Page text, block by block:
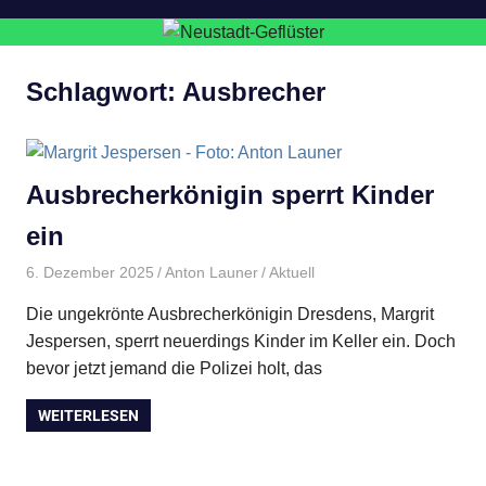
Schlagwort: Ausbrecher
Ausbrecherkönigin sperrt Kinder
ein
6. Dezember 2025 Anton Launer Aktuell
Die ungekrönte Ausbrecherkönigin Dresdens, Margrit
Jespersen, sperrt neuerdings Kinder im Keller ein. Doch
bevor jetzt jemand die Polizei holt, das
WEITERLESEN